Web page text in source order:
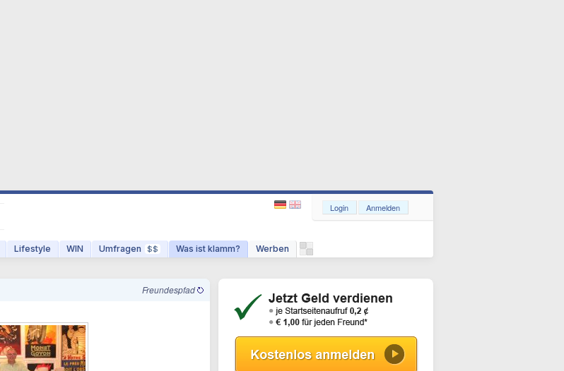
Lifestyle WIN Umfragen $$ Was ist klamm? Werben
Login Anmelden
Freundespfad